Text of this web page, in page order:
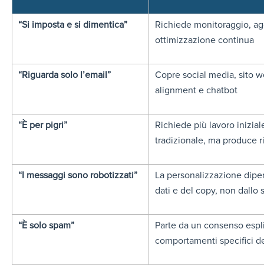
“Si imposta e si dimentica”
Richiede monitoraggio,
ottimizzazione continua
“Riguarda solo l’email”
Copre social media, sito
alignment e chatbot
“È per pigri”
Richiede più lavoro
tradizionale, ma produce
“I messaggi sono robotizzati”
La personalizzazione
dati e del copy, non dallo
“È solo spam”
Parte da un consenso
comportamenti specifici